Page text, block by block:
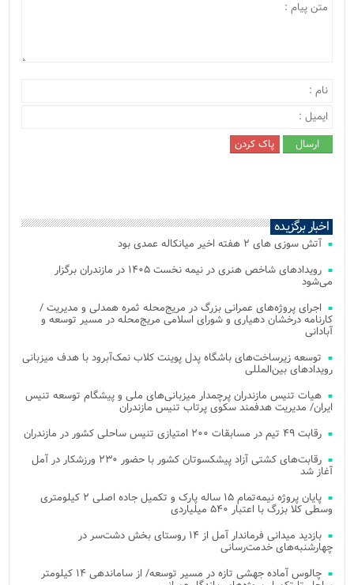
اخبار برگزیده
آتش‌ سوزی‌ های ۲ هفته اخیر میانکاله عمدی بود
رویدادهای شاخص هنری در نیمه نخست ۱۴۰۵ در مازندران برگزار
می‌شود
اجرای پروژه‌های عمرانی بزرگ در مریج‌محله ثمره همدلی و مدیریت /
کارنامه درخشان دهیاری و شورای اسلامی مریج‌محله در مسیر توسعه و
آبادانی
توسعه زیرساخت‌های باشگاه پدل پوینت کلاب نمک‌آبرود با هدف میزبانی
رویدادهای بین‌المللی
هیات تنیس مازندران پرچمدار میزبانی‌های ملی و پیشگام توسعه تنیس
ایران/ مدیریت هدفمند سکوی پرتاب تنیس مازندران
رقابت ۴۹ تیم در مسابقات ۲۰۰ امتیازی تنیس ساحلی کشور در مازندران
رقابت‌های کشتی آزاد پیشکسوتان کشور با حضور ۲۳۰ ورزشکار در آمل
آغاز شد
پایان پروژه نیمه‌تمام ۱۵ ساله پارک و تکمیل جاده اصلی ۲ کیلومتری
وسطی کلا بزرگ با اعتبار ۵۴۰ میلیاردی
بازدید میدانی فرماندار آمل از ۱۴ روستای بخش دشت‌سر در
چهارشنبه‌های خدمت‌رسانی
چالوس آماده جهشی تازه در مسیر توسعه/ از ساماندهی ۱۴ کیلومتر